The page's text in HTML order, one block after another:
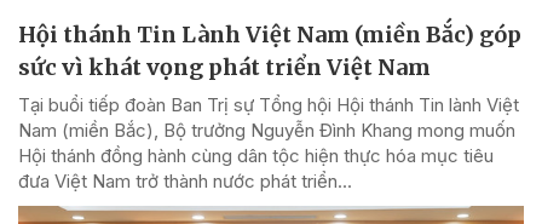
Hội thánh Tin Lành Việt Nam (miền Bắc) góp
sức vì khát vọng phát triển Việt Nam
Tại buổi tiếp đoàn Ban Trị sự Tổng hội Hội thánh Tin lành Việt
Nam (miền Bắc), Bộ trưởng Nguyễn Đình Khang mong muốn
Hội thánh đồng hành cùng dân tộc hiện thực hóa mục tiêu
đưa Việt Nam trở thành nước phát triển...